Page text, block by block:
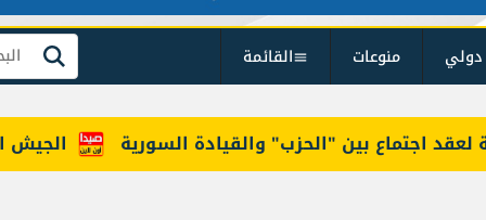
منوعات القائمة بحث
الجيش اجتماع بين "الحزب" والقيادة السورية